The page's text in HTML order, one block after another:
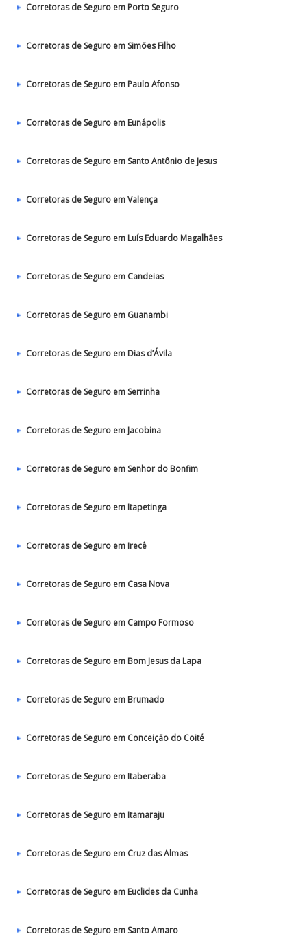
Corretoras de Seguro em Porto Seguro
Corretoras de Seguro em Simões Filho
Corretoras de Seguro em Paulo Afonso
Corretoras de Seguro em Eunápolis
Corretoras de Seguro em Santo Antônio de Jesus
Corretoras de Seguro em Valença
Corretoras de Seguro em Luís Eduardo Magalhães
Corretoras de Seguro em Candeias
Corretoras de Seguro em Guanambi
Corretoras de Seguro em Dias d’Ávila
Corretoras de Seguro em Serrinha
Corretoras de Seguro em Jacobina
Corretoras de Seguro em Senhor do Bonfim
Corretoras de Seguro em Itapetinga
Corretoras de Seguro em Irecê
Corretoras de Seguro em Casa Nova
Corretoras de Seguro em Campo Formoso
Corretoras de Seguro em Bom Jesus da Lapa
Corretoras de Seguro em Brumado
Corretoras de Seguro em Conceição do Coité
Corretoras de Seguro em Itaberaba
Corretoras de Seguro em Itamaraju
Corretoras de Seguro em Cruz das Almas
Corretoras de Seguro em Euclides da Cunha
Corretoras de Seguro em Santo Amaro